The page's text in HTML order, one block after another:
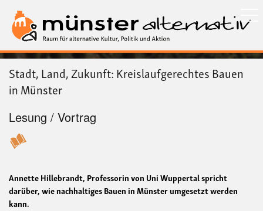
zum
Inhalt
Stadt, Land, Zukunft: Kreislaufgerechtes Bauen
in Münster
Lesung / Vortrag
Annette Hillebrandt, Professorin von Uni Wuppertal spricht
darüber, wie nachhaltiges Bauen in Münster umgesetzt werden
kann.